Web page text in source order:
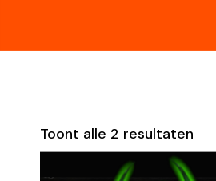
Toont alle 2 resultaten